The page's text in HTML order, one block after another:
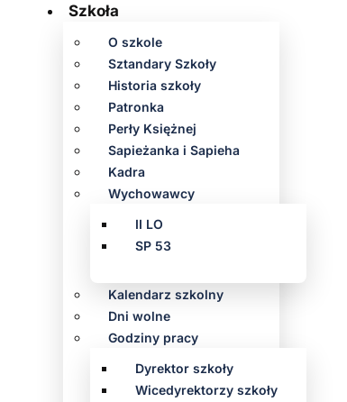
Szkoła
O szkole
Sztandary Szkoły
Historia szkoły
Patronka
Perły Księżnej
Sapieżanka i Sapieha
Kadra
Wychowawcy
II LO
SP 53
Kalendarz szkolny
Dni wolne
Godziny pracy
Dyrektor szkoły
Wicedyrektorzy szkoły